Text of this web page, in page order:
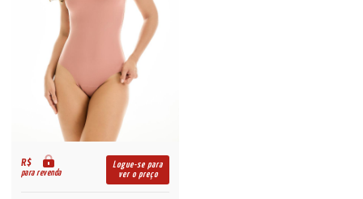
R$
para revenda
Logue-se para
ver o preço